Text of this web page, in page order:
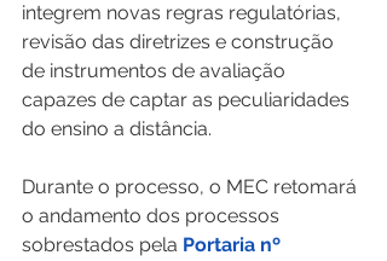
integrem novas regras regulatórias,
revisão das diretrizes e construção
de instrumentos de avaliação
capazes de captar as peculiaridades
do ensino a distância.
Durante o processo, o MEC retomará
o andamento dos processos
sobrestados pela Portaria nº